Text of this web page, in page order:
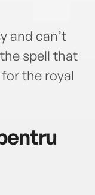
and can’t
spell that
the royal